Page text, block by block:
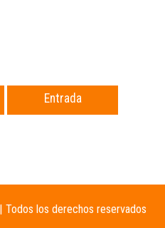
Entrada
los derechos reservados